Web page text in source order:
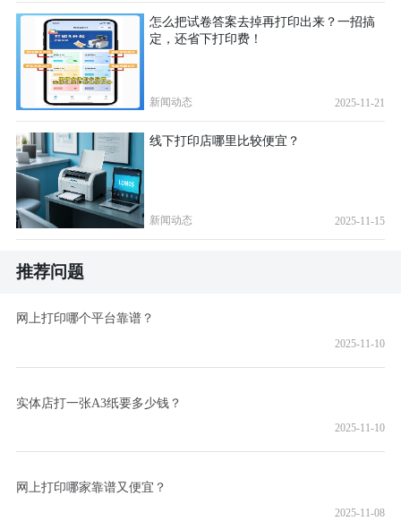
怎么把试卷答案去掉再打印出来？一招搞
定，还省下打印费！
新闻动态 2025-11-21
线下打印店哪里比较便宜？
新闻动态 2025-11-15
推荐问题
网上打印哪个平台靠谱？
2025-11-10
实体店打一张A3纸要多少钱？
2025-11-10
网上打印哪家靠谱又便宜？
2025-11-08